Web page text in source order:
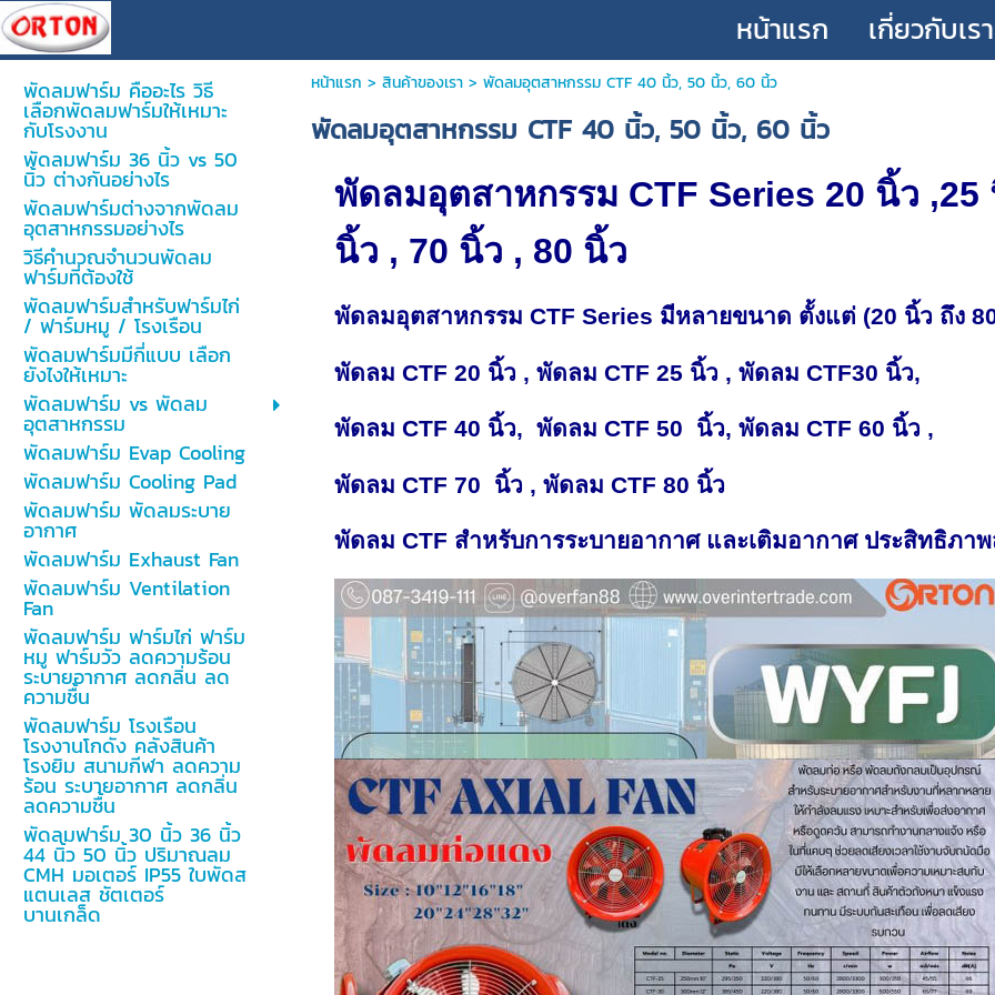
หน้าแรก เกี่ยวกับเรา
พัดลมฟาร์ม คืออะไร วิธี
เลือกพัดลมฟาร์มให้เหมาะ
กับโรงงาน
พัดลมฟาร์ม 36 นิ้ว vs 50
นิ้ว ต่างกันอย่างไร
พัดลมฟาร์มต่างจากพัดลม
อุตสาหกรรมอย่างไร
วิธีคำนวณจำนวนพัดลม
ฟาร์มที่ต้องใช้
พัดลมฟาร์มสำหรับฟาร์มไก่
/ ฟาร์มหมู / โรงเรือน
พัดลมฟาร์มมีกี่แบบ เลือก
ยังไงให้เหมาะ
พัดลมฟาร์ม vs พัดลม
อุตสาหกรรม
พัดลมฟาร์ม Evap Cooling
พัดลมฟาร์ม Cooling Pad
พัดลมฟาร์ม พัดลมระบาย
อากาศ
พัดลมฟาร์ม Exhaust Fan
พัดลมฟาร์ม Ventilation
Fan
พัดลมฟาร์ม ฟาร์มไก่ ฟาร์ม
หมู ฟาร์มวัว ลดความร้อน
ระบายอากาศ ลดกลิ่น ลด
ความชื้น
พัดลมฟาร์ม โรงเรือน
โรงงานโกดัง คลังสินค้า
โรงยิม สนามกีฬา ลดความ
ร้อน ระบายอากาศ ลดกลิ่น
ลดความชื้น
พัดลมฟาร์ม 30 นิ้ว 36 นิ้ว
44 นิ้ว 50 นิ้ว ปริมาณลม
CMH มอเตอร์ IP55 ใบพัดส
แตนเลส ชัตเตอร์
บานเกล็ด
หน้าแรก > สินค้าของเรา> พัดลมอุตสาหกรรม CTF 40 นิ้ว, 50 นิ้ว, 60 นิ้ว
พัดลมอุตสาหกรรม CTF 40 นิ้ว, 50 นิ้ว, 60 นิ้ว
พัดลมอุตสาหกรรม CTF Series 20 นิ้ว ,25
นิ้ว , 70 นิ้ว , 80 นิ้ว
พัดลมอุตสาหกรรม CTF Series มีหลายขนาด ตั้งแต่ (20 นิ้ว ถึง
พัดลม CTF 20 นิ้ว , พัดลม CTF 25 นิ้ว , พัดลม CTF30 นิ้ว,
พัดลม CTF 40 นิ้ว, พัดลม CTF 50 นิ้ว, พัดลม CTF 60 นิ้ว ,
พัดลม CTF 70 นิ้ว , พัดลม CTF 80 นิ้ว
พัดลม CTF สำหรับการระบายอากาศ และเติมอากาศ ประสิทธิภาพ